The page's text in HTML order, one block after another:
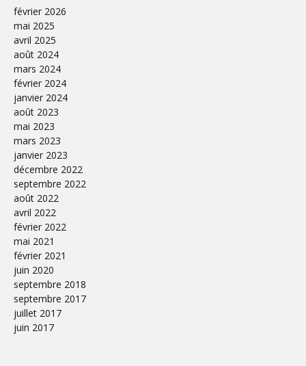
février 2026
mai 2025
avril 2025
août 2024
mars 2024
février 2024
janvier 2024
août 2023
mai 2023
mars 2023
janvier 2023
décembre 2022
septembre 2022
août 2022
avril 2022
février 2022
mai 2021
février 2021
juin 2020
septembre 2018
septembre 2017
juillet 2017
juin 2017